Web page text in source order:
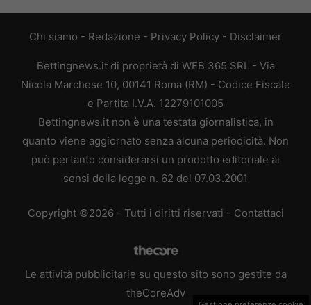
Chi siamo - Redazione - Privacy Policy - Disclaimer
Bettingnews.it di proprietà di WEB 365 SRL - Via
Nicola Marchese 10, 00141 Roma (RM) - Codice Fiscale
e Partita I.V.A. 12279101005
Bettingnews.it non è una testata giornalistica, in
quanto viene aggiornato senza alcuna periodicità. Non
può pertanto considerarsi un prodotto editoriale ai
sensi della legge n. 62 del 07.03.2001
Copyright ©2026 - Tutti i diritti riservati - Contattaci
Le attività pubblicitarie su questo sito sono gestite da
theCoreAdv